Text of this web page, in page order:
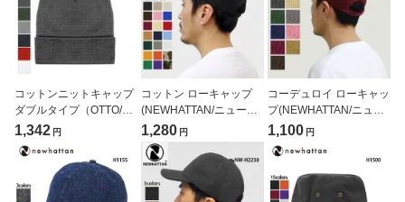
コットンニットキャップ
ダブルタイプ（OTTO/オ
ットー）[H4800]
1,342 円
コットン ローキャップ
(NEWHATTAN/ニューハ
ッタン)[H1400]
1,280 円
コーデュロイ ローキャッ
プ(NEWHATTAN/ニュー
ハッタン)[H1466]
1,100 円